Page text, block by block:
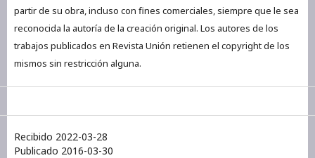
partir de su obra, incluso con fines comerciales, siempre que le sea
reconocida la autoría de la creación original. Los autores de los
trabajos publicados en Revista Unión retienen el copyright de los
mismos sin restricción alguna.
Recibido 2022-03-28
Publicado 2016-03-30